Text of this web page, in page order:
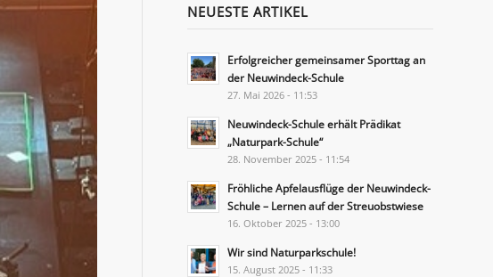
NEUESTE ARTIKEL
Erfolgreicher gemeinsamer Sporttag an
der Neuwindeck-Schule
27. Mai 2026 - 11:53
Neuwindeck-Schule erhält Prädikat
„Naturpark-Schule“
28. November 2025 - 11:54
Fröhliche Apfelausflüge der Neuwindeck-
Schule – Lernen auf der Streuobstwiese
16. Oktober 2025 - 13:00
Wir sind Naturparkschule!
15. August 2025 - 11:33